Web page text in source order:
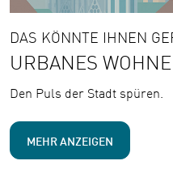
DAS KÖNNTE IHNEN
URBANES
Den Puls der Stadt spüren.
MEHR ANZEIGEN